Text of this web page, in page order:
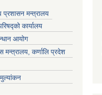
प्रशासन मन्त्रालय
कार्यालय
आयोग
मन्त्रालय, कर्णालि प्रदेश
मुल्यांकन